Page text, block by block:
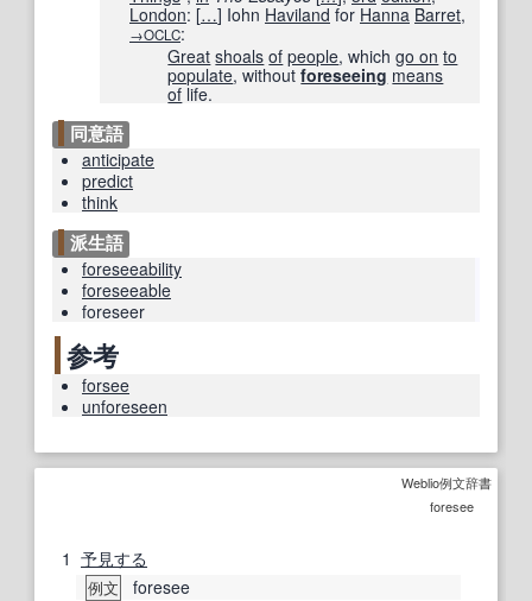
London: […] Iohn Haviland for Hanna Barret,
→OCLC:
Great shoals of people, whichgo on to
populate, withoutforeseeing means
of life.
同意語
anticipate
predict
think
派生語
foreseeability
foreseeable
foreseer
参考
forsee
unforeseen
Weblio例文辞書
foresee
1 予見する
例文 foresee